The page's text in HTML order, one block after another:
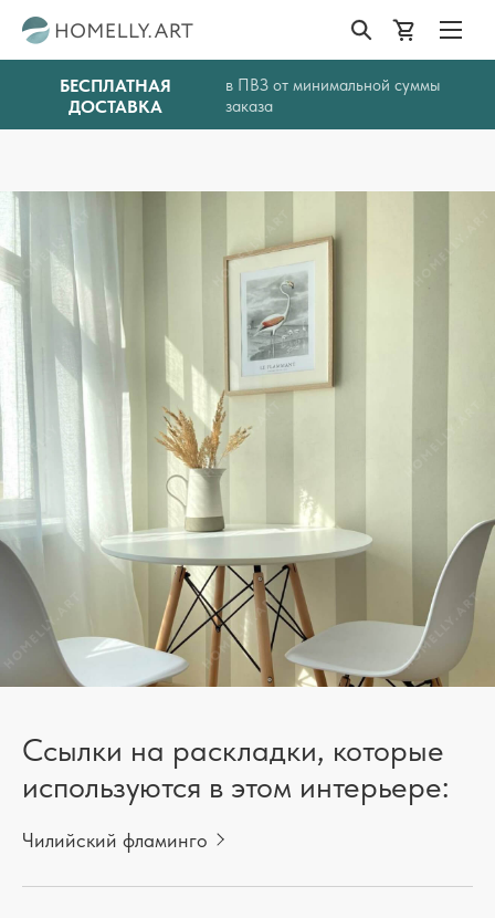
БЕСПЛАТНАЯ
ДОСТАВКА
в ПВЗ от минимальной суммы
заказа
Ссылки на раскладки, которые
используются в этом интерьере:
Чилийский фламинго